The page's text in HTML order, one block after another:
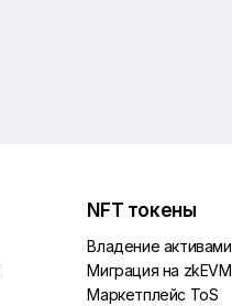
NFT токены
Владение активами
Миграция на zkEVM
Маркетплейс ToS